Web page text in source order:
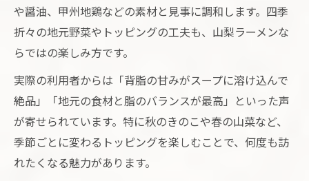
や醤油、甲州地鶏などの素材と見事に調和します。四季
折々の地元野菜やトッピングの工夫も、山梨ラーメンな
らではの楽しみ方です。
実際の利用者からは「背脂の甘みがスープに溶け込んで
絶品」「地元の食材と脂のバランスが最高」といった声
が寄せられています。特に秋のきのこや春の山菜など、
季節ごとに変わるトッピングを楽しむことで、何度も訪
れたくなる魅力があります。